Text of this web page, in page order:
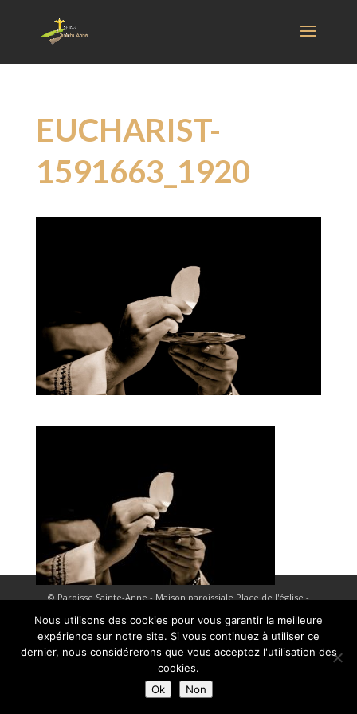
EUCHARIST-
1591663_1920
© Paroisse Sainte-Anne - Maison paroissiale Place de l'église -
38110 La Tour du Pin - Tél: 04 74 97 10 33 | Développé par
HyppoWeb|Mentions Légales
Nous utilisons des cookies pour vous garantir la meilleure
expérience sur notre site. Si vous continuez à utiliser ce
dernier, nous considérerons que vous acceptez l'utilisation des
cookies.
Ok
Non